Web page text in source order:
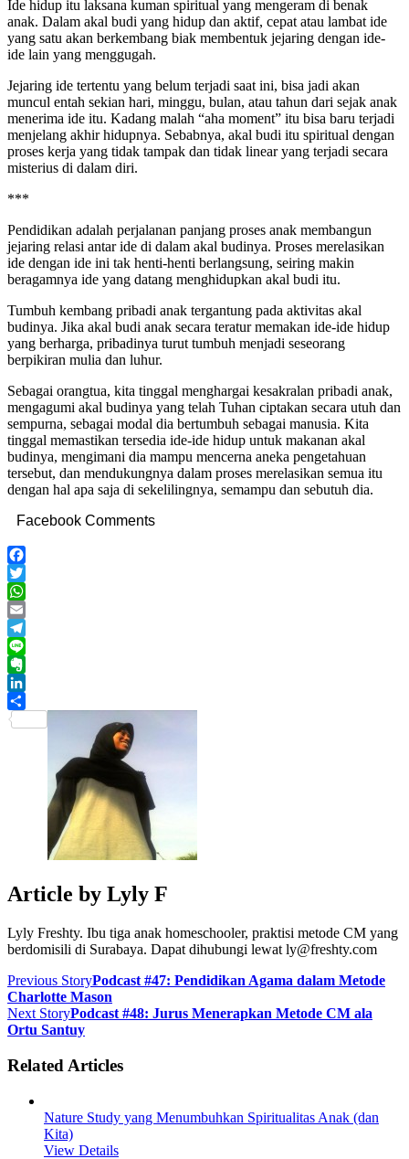
Ide hidup itu laksana kuman spiritual yang mengeram di benak
anak. Dalam akal budi yang hidup dan aktif, cepat atau lambat ide
yang satu akan berkembang biak membentuk jejaring dengan ide-
ide lain yang menggugah.
Jejaring ide tertentu yang belum terjadi saat ini, bisa jadi akan
muncul entah sekian hari, minggu, bulan, atau tahun dari sejak anak
menerima ide itu. Kadang malah “aha moment” itu bisa baru terjadi
menjelang akhir hidupnya. Sebabnya, akal budi itu spiritual dengan
proses kerja yang tidak tampak dan tidak linear yang terjadi secara
misterius di dalam diri.
***
Pendidikan adalah perjalanan panjang proses anak membangun
jejaring relasi antar ide di dalam akal budinya. Proses merelasikan
ide dengan ide ini tak henti-henti berlangsung, seiring makin
beragamnya ide yang datang menghidupkan akal budi itu.
Tumbuh kembang pribadi anak tergantung pada aktivitas akal
budinya. Jika akal budi anak secara teratur memakan ide-ide hidup
yang berharga, pribadinya turut tumbuh menjadi seseorang
berpikiran mulia dan luhur.
Sebagai orangtua, kita tinggal menghargai kesakralan pribadi anak,
mengagumi akal budinya yang telah Tuhan ciptakan secara utuh dan
sempurna, sebagai modal dia bertumbuh sebagai manusia. Kita
tinggal memastikan tersedia ide-ide hidup untuk makanan akal
budinya, mengimani dia mampu mencerna aneka pengetahuan
tersebut, dan mendukungnya dalam proses merelasikan semua itu
dengan hal apa saja di sekelilingnya, semampu dan sebutuh dia.
Facebook Comments
Facebook
Twitter
WhatsApp
Email
Telegram
Line
Evernote
LinkedIn
Article by Lyly F
Lyly Freshty. Ibu tiga anak homeschooler, praktisi metode CM yang
berdomisili di Surabaya. Dapat dihubungi lewat ly@freshty.com
Previous StoryPodcast #47: Pendidikan Agama dalam Metode
Charlotte Mason
Next StoryPodcast #48: Jurus Menerapkan Metode CM ala
Ortu Santuy
Related Articles
Nature Study yang Menumbuhkan Spiritualitas Anak (dan
Kita)
View Details